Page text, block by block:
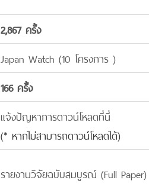
2,867 ครั้ง
Japan Watch (10 โครงการ )
166 ครั้้ง
แจ้งปัญหาการดาวน์โหลดที่นี่
(* หากไม่สามารถดาวน์โหลดได้)
รายงานวิจัยฉบับสมบูรณ์ (Full Paper)